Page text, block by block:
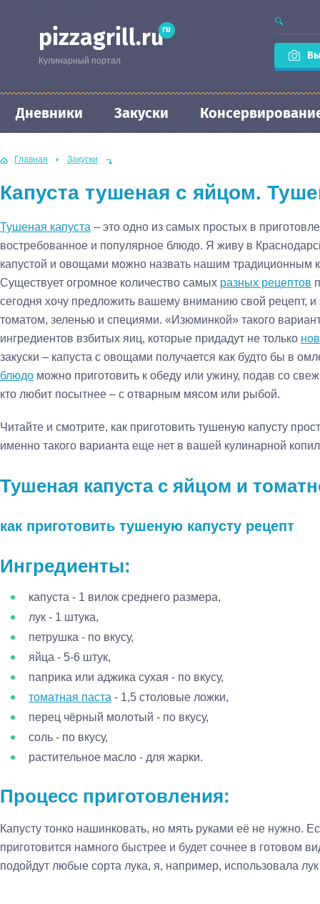
pizzagrill.ruru
Кулинарный портал
Дневники Закуски
Главная Закуски
Капуста тушеная с яйцом.
Тушеная капуста – это одно из самых простых в
востребованное и популярное блюдо. Я живу в
капустой и овощами можно назвать нашим традиционным
Существует огромное количество самых разных рецептов
сегодня хочу предложить вашему вниманию свой рецепт, и
томатом, зеленью и специями. «Изюминкой» такого
ингредиентов взбитых яиц, которые придадут не только
закуски – капуста с овощами получается как будто бы в
блюдо можно приготовить к обеду или ужину, подав со
кто любит посытнее – с отварным мясом или рыбой.
Читайте и смотрите, как приготовить тушеную капусту
именно такого варианта еще нет в вашей кулинарной
Тушеная капуста с яйцом и
как приготовить тушеную капусту рецепт
Ингредиенты:
капуста - 1 вилок среднего размера,
лук - 1 штука,
петрушка - по вкусу,
яйца - 5-6 штук,
паприка или аджика сухая - по вкусу,
томатная паста - 1,5 столовые ложки,
перец чёрный молотый - по вкусу,
соль - по вкусу,
растительное масло - для жарки.
Процесс приготовления:
Капусту тонко нашинковать, но мять руками её не нужно.
приготовится намного быстрее и будет сочнее в готовом
подойдут любые сорта лука, я, например, использовала лук